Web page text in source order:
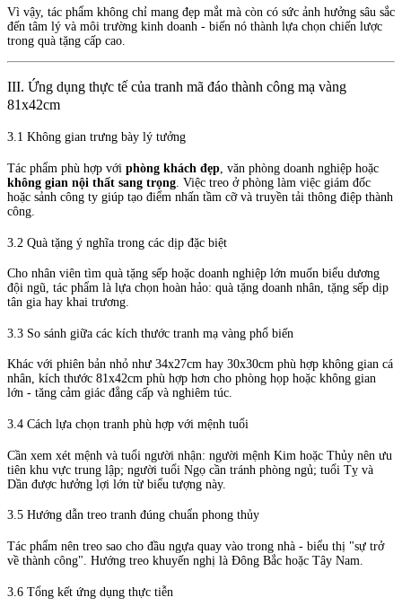
Vì vậy, tác phẩm không chỉ mang đẹp mắt mà còn có sức ảnh hưởng sâu sắc
đến tâm lý và môi trường kinh doanh - biến nó thành lựa chọn chiến lược
trong quà tặng cấp cao.
III. Ứng dụng thực tế của tranh mã đáo thành công mạ vàng
81x42cm
3.1 Không gian trưng bày lý tưởng
Tác phẩm phù hợp với phòng khách đẹp, văn phòng doanh nghiệp hoặc
không gian nội thất sang trọng. Việc treo ở phòng làm việc giám đốc
hoặc sảnh công ty giúp tạo điểm nhấn tầm cỡ và truyền tải thông điệp thành
công.
3.2 Quà tặng ý nghĩa trong các dịp đặc biệt
Cho nhân viên tìm quà tặng sếp hoặc doanh nghiệp lớn muốn biểu dương
đội ngũ, tác phẩm là lựa chọn hoàn hảo: quà tặng doanh nhân, tặng sếp dịp
tân gia hay khai trương.
3.3 So sánh giữa các kích thước tranh mạ vàng phổ biến
Khác với phiên bản nhỏ như 34x27cm hay 30x30cm phù hợp không gian cá
nhân, kích thước 81x42cm phù hợp hơn cho phòng họp hoặc không gian
lớn - tăng cảm giác đẳng cấp và nghiêm túc.
3.4 Cách lựa chọn tranh phù hợp với mệnh tuổi
Cần xem xét mệnh và tuổi người nhận: người mệnh Kim hoặc Thủy nên ưu
tiên khu vực trung lập; người tuổi Ngọ cần tránh phòng ngủ; tuổi Tỵ và
Dần được hưởng lợi lớn từ biểu tượng này.
3.5 Hướng dẫn treo tranh đúng chuẩn phong thủy
Tác phẩm nên treo sao cho đầu ngựa quay vào trong nhà - biểu thị "sự trở
về thành công". Hướng treo khuyến nghị là Đông Bắc hoặc Tây Nam.
3.6 Tổng kết ứng dụng thực tiễn